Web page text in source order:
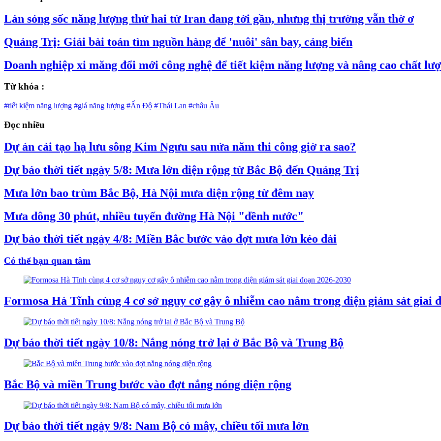
Làn sóng sốc năng lượng thứ hai từ Iran đang tới gần, nhưng thị trường vẫn thờ ơ
Quảng Trị: Giải bài toán tìm nguồn hàng để 'nuôi' sân bay, cảng biển
Doanh nghiệp xi măng đổi mới công nghệ để tiết kiệm năng lượng và nâng cao chất
Từ khóa :
#tiết kiệm năng lượng #giá năng lượng #Ấn Độ #Thái Lan #châu Âu
Đọc nhiều
Dự án cải tạo hạ lưu sông Kim Ngưu sau nửa năm thi công giờ ra sao?
Dự báo thời tiết ngày 5/8: Mưa lớn diện rộng từ Bắc Bộ đến Quảng Trị
Mưa lớn bao trùm Bắc Bộ, Hà Nội mưa diện rộng từ đêm nay
Mưa dông 30 phút, nhiều tuyến đường Hà Nội "dềnh nước"
Dự báo thời tiết ngày 4/8: Miền Bắc bước vào đợt mưa lớn kéo dài
Có thể bạn quan tâm
Formosa Hà Tĩnh cùng 4 cơ sở nguy cơ gây ô nhiễm cao nằm trong diện giám sát giai
Dự báo thời tiết ngày 10/8: Nắng nóng trở lại ở Bắc Bộ và Trung Bộ
Bắc Bộ và miền Trung bước vào đợt nắng nóng diện rộng
Dự báo thời tiết ngày 9/8: Nam Bộ có mây, chiều tối mưa lớn